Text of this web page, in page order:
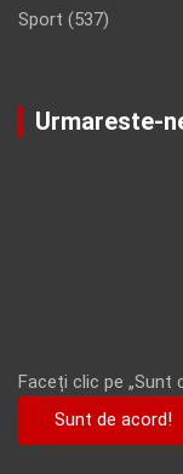
Sport (537)
Urmareste-
Faceți clic pe „Sunt
Sunt de acord!